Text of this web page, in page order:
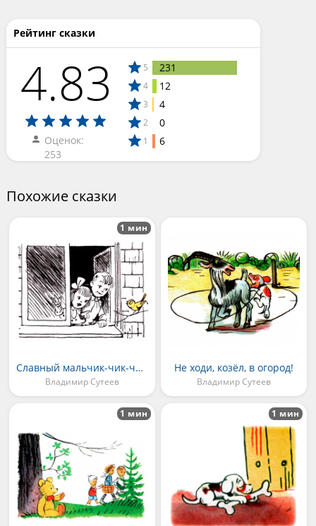
Рейтинг сказки
4.83
Оценок:
253
5 231
4 12
3 4
2 0
1 6
Похожие сказки
Славный мальчик-чик-чирик!
Владимир Сутеев
1 мин
Не ходи, козёл, в огород!
Владимир Сутеев
1 мин 1 мин